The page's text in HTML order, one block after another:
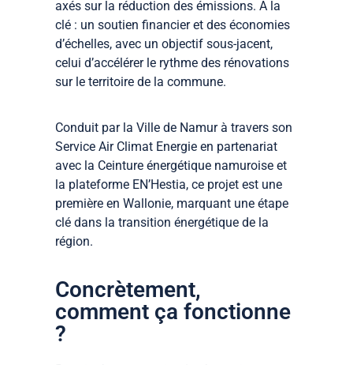
axés sur la réduction des émissions. A la
clé : un soutien financier et des économies
d’échelles, avec un objectif sous-jacent,
celui d’accélérer le rythme des rénovations
sur le territoire de la commune.
Conduit par la Ville de Namur à travers son
Service Air Climat Energie en partenariat
avec la Ceinture énergétique namuroise et
la plateforme EN’Hestia, ce projet est une
première en Wallonie, marquant une étape
clé dans la transition énergétique de la
région.
Concrètement,
comment ça fonctionne
?